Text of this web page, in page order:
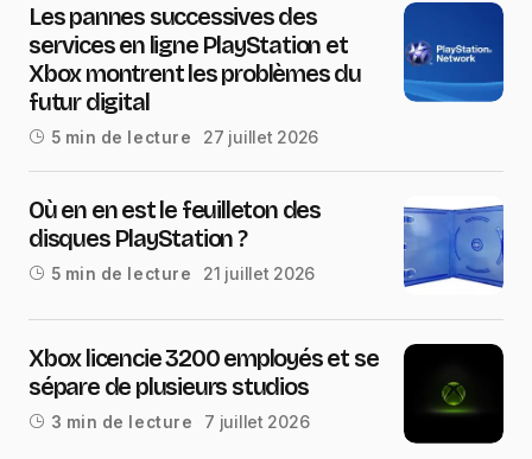
Les pannes successives des
services en ligne PlayStation et
Xbox montrent les problèmes du
futur digital
5 min de lecture 27 juillet 2026
Où en en est le feuilleton des
disques PlayStation ?
5 min de lecture 21 juillet 2026
Xbox licencie 3200 employés et se
sépare de plusieurs studios
3 min de lecture 7 juillet 2026